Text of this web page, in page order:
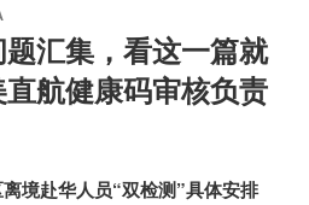
汇集，看这一篇就
航健康码审核负责
境赴华人员“双检测”具体安排